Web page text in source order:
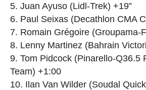
5. Juan Ayuso (Lidl-Trek) +19”
6. Paul Seixas (Decathlon CMA
7. Romain Grégoire (Groupama-
8. Lenny Martinez (Bahrain
9. Tom Pidcock (Pinarello-Q36.5
Team) +1:00
10. Ilan Van Wilder (Soudal